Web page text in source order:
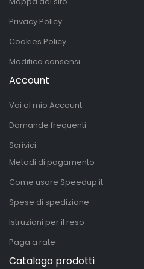
Privacy Policy
Cookies Policy
Modifica consensi
Account
Vai al mio Account
Domande frequenti
Scrivici
Metodi di pagamento
Come usare Speedup.it
Spese di spedizione
Istruzioni per il reso
Paga a rate
Catalogo prodotti